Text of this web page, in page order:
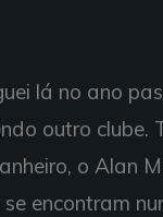
lá no ano
outro clube.
o Alan
se encontram